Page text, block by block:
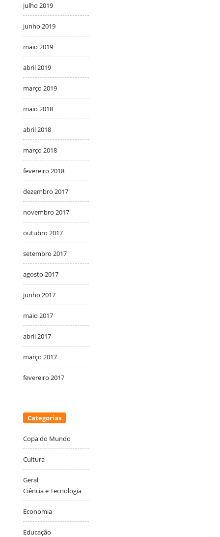
julho 2019
junho 2019
maio 2019
abril 2019
março 2019
maio 2018
abril 2018
março 2018
fevereiro 2018
dezembro 2017
novembro 2017
outubro 2017
setembro 2017
agosto 2017
junho 2017
maio 2017
abril 2017
março 2017
fevereiro 2017
Categorias
Copa do Mundo
Cultura
Geral
Ciência e Tecnologia
Economia
Educação